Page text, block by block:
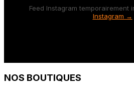
Feed Instagram temporairement
Instagram →
NOS BOUTIQUES